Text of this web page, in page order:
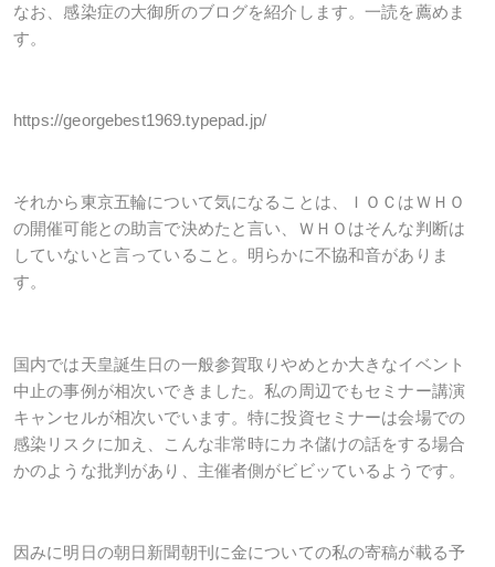
なお、感染症の大御所のブログを紹介します。一読を薦めま
す。
https://georgebest1969.typepad.jp/
それから東京五輪について気になることは、ＩＯＣはＷＨＯ
の開催可能との助言で決めたと言い、ＷＨＯはそんな判断は
していないと言っていること。明らかに不協和音がありま
す。
国内では天皇誕生日の一般参賀取りやめとか大きなイベント
中止の事例が相次いできました。私の周辺でもセミナー講演
キャンセルが相次いでいます。特に投資セミナーは会場での
感染リスクに加え、こんな非常時にカネ儲けの話をする場合
かのような批判があり、主催者側がビビッているようです。
因みに明日の朝日新聞朝刊に金についての私の寄稿が載る予